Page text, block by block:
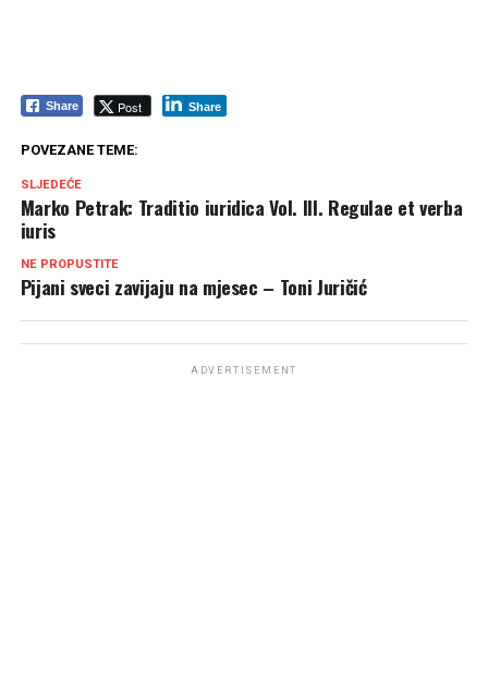
Share Post Share
POVEZANE TEME:
SLJEDEĆE
Marko Petrak: Traditio iuridica Vol. III. Regulae et verba
iuris
NE PROPUSTITE
Pijani sveci zavijaju na mjesec – Toni Juričić
ADVERTISEMENT